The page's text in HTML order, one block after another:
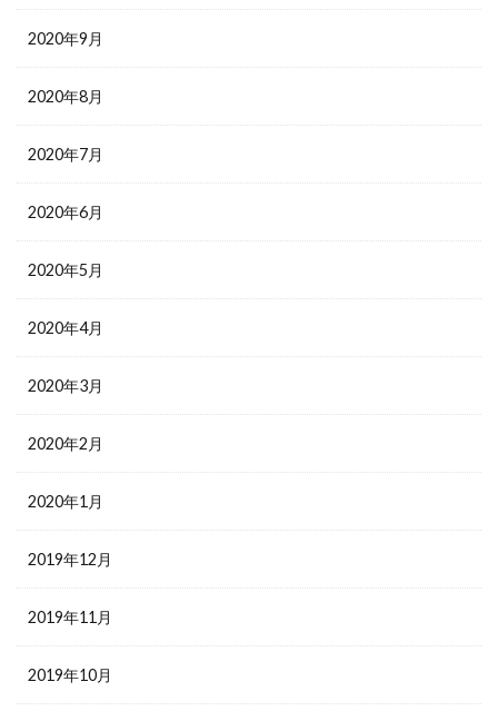
2020年9月
2020年8月
2020年7月
2020年6月
2020年5月
2020年4月
2020年3月
2020年2月
2020年1月
2019年12月
2019年11月
2019年10月